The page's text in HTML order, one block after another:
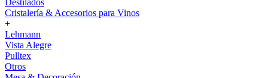
Destilados
Cristalería & Accesorios para Vinos
+
Lehmann
Vista Alegre
Pulltex
Otros